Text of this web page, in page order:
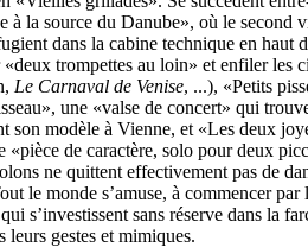
à la source du Danube», où le second
dans la cabine technique en haut
trompettes au loin» et enfiler les
Le Carnaval de Venise, ...), «Petits
une «valse de concert» qui
son modèle à Vienne, et «Les deux
«pièce de caractère, solo pour deux
ne quittent effectivement pas de
le monde s’amuse, à commencer par
s’investissent sans réserve dans la
leurs gestes et mimiques.